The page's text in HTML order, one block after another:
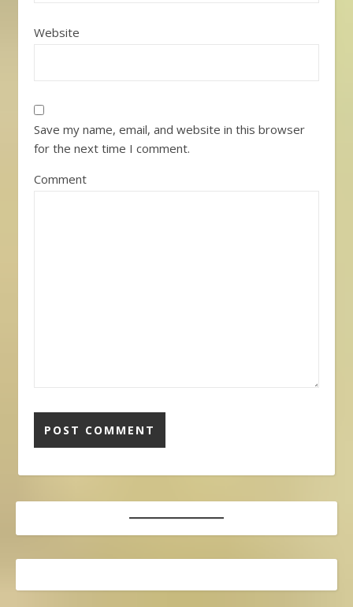
Website
Save my name, email, and website in this browser
for the next time I comment.
Comment